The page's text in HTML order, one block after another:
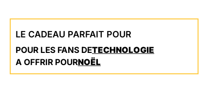
LE CADEAU PARFAIT POUR
POUR LES FANS DETECHNOLOGIE
A OFFRIR POURNOËL